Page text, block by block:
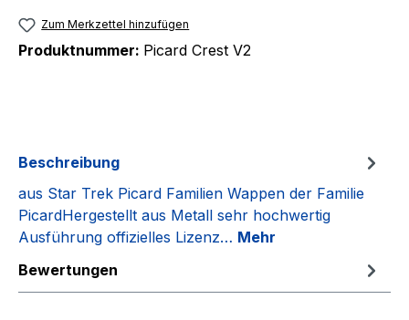
Zum Merkzettel hinzufügen
Produktnummer: Picard Crest V2
Beschreibung
aus Star Trek Picard Familien Wappen der Familie
PicardHergestellt aus Metall sehr hochwertig
Ausführung offizielles Lizenz… Mehr
Bewertungen